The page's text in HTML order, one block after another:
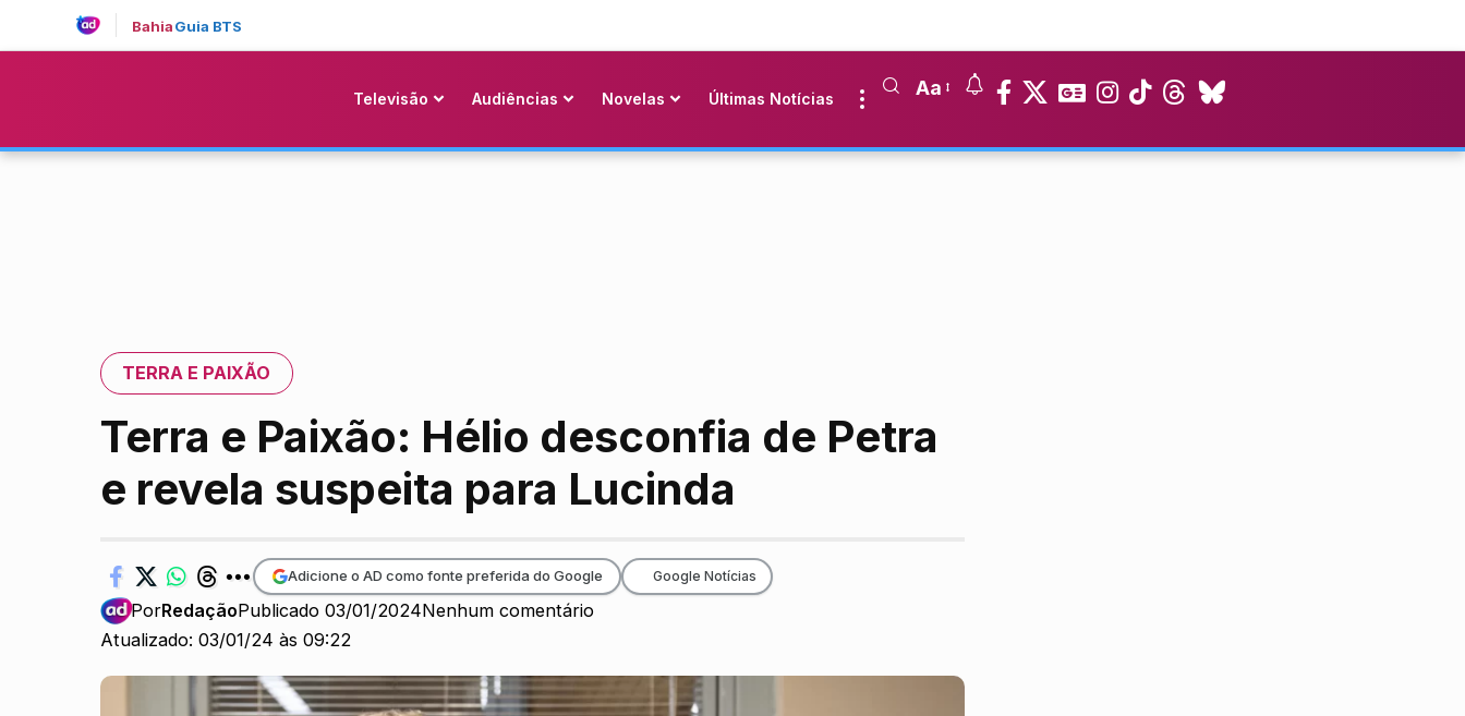
BahiaGuia BTS
Televisão Audiências Novelas Últimas Notícias Aa
TERRA E PAIXÃO
Terra e Paixão: Hélio desconfia de Petra
e revela suspeita para Lucinda
Atualizado: 03/01/24 às 09:22
PorRedaçãoPublicado 03/01/2024Nenhum comentário
Adicione o AD como fonte preferida do Google Google Notícias